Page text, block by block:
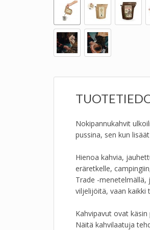
Nokipannukahvit
pussina, sen kun
Hienoa kahvia,
eräretkelle,
Trade -menetelmällä,
viljelijöitä, vaan kaikki
Kahvipavut ovat
Näitä kahvilaatuja